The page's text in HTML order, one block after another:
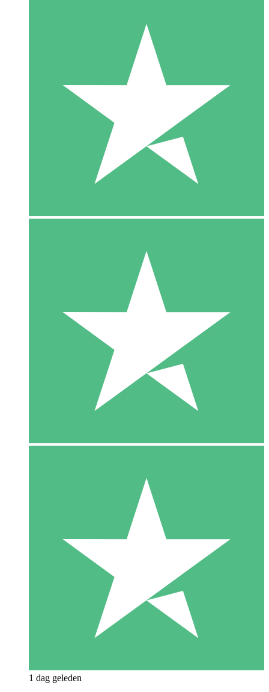
1 dag geleden